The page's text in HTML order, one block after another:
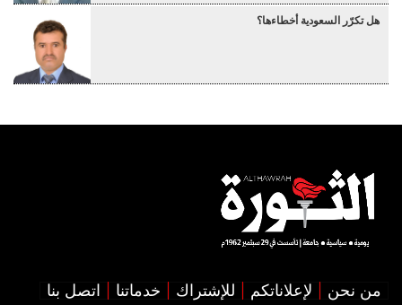
هل تكرّر السعودية أخطاءها؟
من نحن لإعلاناتكم للإشتراك خدماتنا اتصل بنا